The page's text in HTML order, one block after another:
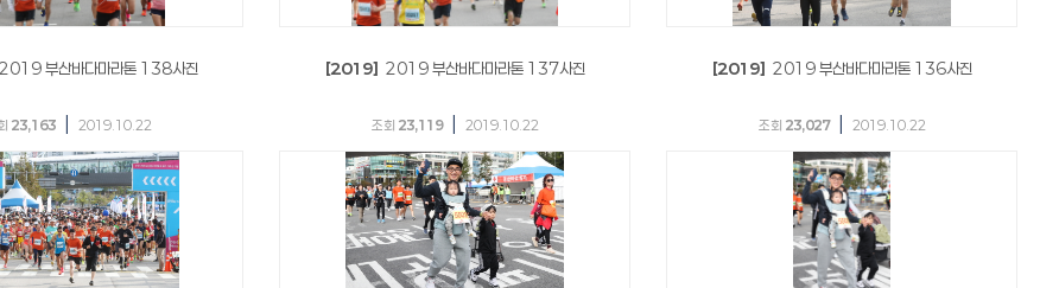
2019 부산바다마라톤 138사진
23,163 2019.10.22
[2019] 2019 부산바다마라톤 137사진
조회 23,119 2019.10.22
[2019] 2019 부산바다마라톤 136사진
조회 23,027 2019.10.22